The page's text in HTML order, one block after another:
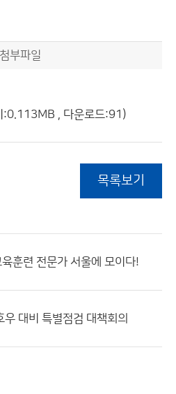
첨부파일
:0.113MB , 다운로드:91)
목록보기
훈련 전문가 서울에 모이다!
우 대비 특별점검 대책회의